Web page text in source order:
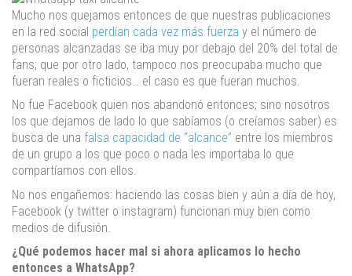
Mucho nos quejamos entonces de que nuestras publicaciones
en la red social perdían cada vez más fuerza y el número de
personas alcanzadas se iba muy por debajo del 20% del total de
fans; que por otro lado, tampoco nos preocupaba mucho que
fueran reales o ficticios… el caso es que fueran muchos.
No fue Facebook quien nos abandonó entonces; sino nosotros
los que dejamos de lado lo que sabíamos (o creíamos saber) es
busca de una falsa capacidad de “alcance” entre los miembros
de un grupo a los que poco o nada les importaba lo que
compartíamos con ellos.
No nos engañemos: haciendo las cosas bien y aún a día de hoy,
Facebook (y twitter o instagram) funcionan muy bien como
medios de difusión.
¿Qué podemos hacer mal si ahora aplicamos lo hecho
entonces a WhatsApp?